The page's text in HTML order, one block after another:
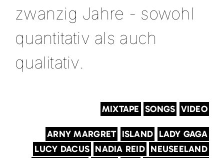
zwanzig Jahre - sowohl
quantitativ als auch
qualitativ.
MIXTAPE SONGS VIDEO
ARNY MARGRET ISLAND LADY GAGA
LUCY DACUS NADIA REID NEUSEELAND